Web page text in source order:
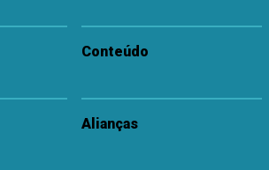
Conteúdo
Alianças